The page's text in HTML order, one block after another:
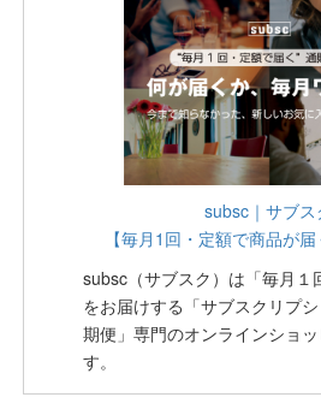
subsc｜サブス
【毎月1回・定額で商品が届
subsc（サブスク）は「毎月１
をお届けする「サブスクリプ
期便」専門のオンラインショ
す。